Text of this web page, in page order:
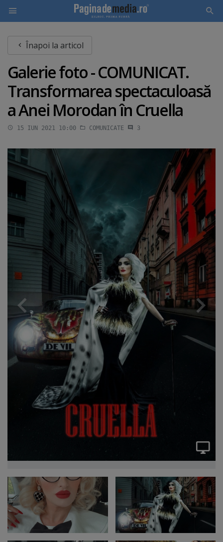
main
content
Înapoi la articol
Galerie foto - COMUNICAT.
Transformarea spectaculoasă
a Anei Morodan în Cruella
15 IUN 2021 10:00 COMUNICATE 3